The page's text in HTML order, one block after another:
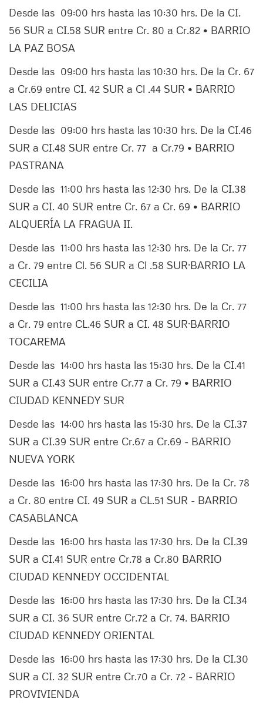
Desde las 09:00 hrs hasta las 10:30 hrs. De la CI.
56 SUR a CI.58 SUR entre Cr. 80 a Cr.82 • BARRIO
LA PAZ BOSA
Desde las 09:00 hrs hasta las 10:30 hrs. De la Cr. 67
a Cr.69 entre CI. 42 SUR a Cl .44 SUR • BARRIO
LAS DELICIAS
Desde las 09:00 hrs hasta las 10:30 hrs. De la CI.46
SUR a CI.48 SUR entre Cr. 77 a Cr.79 • BARRIO
PASTRANA
Desde las 11:00 hrs hasta las 12:30 hrs. De la CI.38
SUR a CI. 40 SUR entre Cr. 67 a Cr. 69 • BARRIO
ALQUERÍA LA FRAGUA II.
Desde las 11:00 hrs hasta las 12:30 hrs. De la Cr. 77
a Cr. 79 entre Cl. 56 SUR a Cl .58 SUR·BARRIO LA
CECILIA
Desde las 11:00 hrs hasta las 12:30 hrs. De la Cr. 77
a Cr. 79 entre CL.46 SUR a CI. 48 SUR·BARRIO
TOCAREMA
Desde las 14:00 hrs hasta las 15:30 hrs. De la CI.41
SUR a CI.43 SUR entre Cr.77 a Cr. 79 • BARRIO
CIUDAD KENNEDY SUR
Desde las 14:00 hrs hasta las 15:30 hrs. De la CI.37
SUR a CI.39 SUR entre Cr.67 a Cr.69 - BARRIO
NUEVA YORK
Desde las 16:00 hrs hasta las 17:30 hrs. De la Cr. 78
a Cr. 80 entre CI. 49 SUR a CL.51 SUR - BARRIO
CASABLANCA
Desde las 16:00 hrs hasta las 17:30 hrs. De la CI.39
SUR a CI.41 SUR entre Cr.78 a Cr.80 BARRIO
CIUDAD KENNEDY OCCIDENTAL
Desde las 16:00 hrs hasta las 17:30 hrs. De la CI.34
SUR a CI. 36 SUR entre Cr.72 a Cr. 74. BARRIO
CIUDAD KENNEDY ORIENTAL
Desde las 16:00 hrs hasta las 17:30 hrs. De la CI.30
SUR a CI. 32 SUR entre Cr.70 a Cr. 72 - BARRIO
PROVIVIENDA